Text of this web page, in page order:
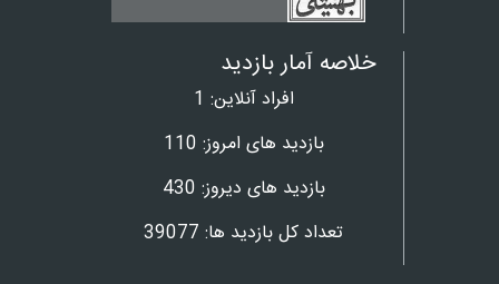
خلاصه آمار بازدید
افراد آنلاین: 1
بازدید های امروز: 110
بازدید های دیروز: 430
تعداد کل بازدید ها: 39077